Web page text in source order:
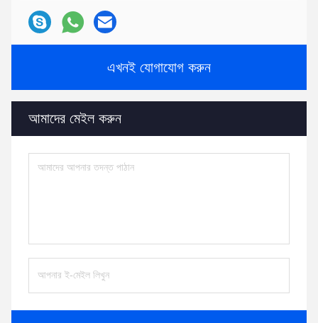
এখনই যোগাযোগ করুন
আমাদের মেইল ​​করুন